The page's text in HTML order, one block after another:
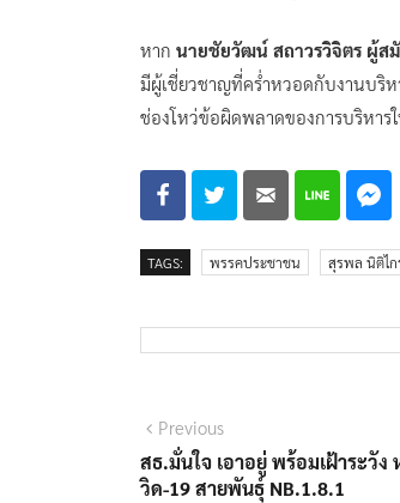
หาก นายชัยวัฒน์ สถาวรวิจิตร ผู้ส
มีผู้เชี่ยวชาญที่คร่ำหวอดกับงานบริ
ช่องโหว่ข้อผิดพลาดของการบริหาร
TAGS: พรรคประชาชน สุรพล นิติไ
แนะแนว
เรื่อง
PreviousPrevious
post:
สธ.มั่นใจ เอาอยู่ พร้อมเฝ้าระวัง
วิด-19 สายพันธุ์ NB.1.8.1